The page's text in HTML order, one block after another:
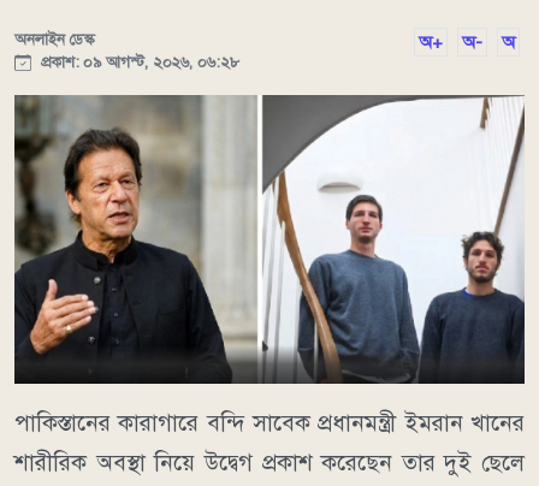
অনলাইন ডেস্ক
প্রকাশ: ০৯ আগস্ট, ২০২৬, ০৬:২৮
অ+ অ- অ
পাকিস্তানের কারাগারে বন্দি সাবেক প্রধানমন্ত্রী ইমরান খানের
শারীরিক অবস্থা নিয়ে উদ্বেগ প্রকাশ করেছেন তার দুই ছেলে